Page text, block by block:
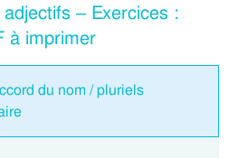
– Exercices :
à imprimer
du nom / pluriels